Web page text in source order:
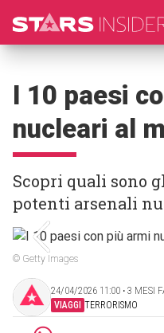
I 10 paesi
nucleari al
Scopri quali sono
potenti arsenali
© Getty Images
24/04/2026 11:00 ‧ 3 MESI
VIAGGI TERRORISMO